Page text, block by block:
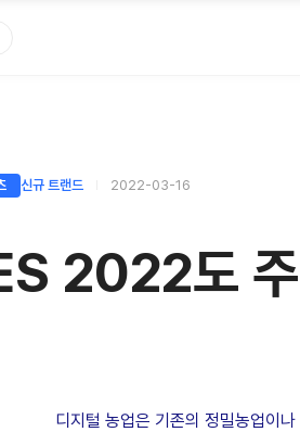
신규 트랜드 2022-03-16
2022도
디지털 농업은 기존의 정밀농업이